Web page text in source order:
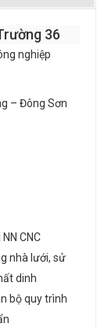
36
nghiệp
– Đông Sơn
CNC
nhà lưới, sử
dinh
bộ quy trình